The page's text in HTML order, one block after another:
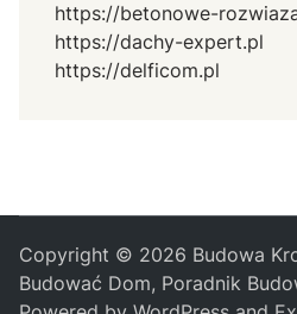
https://betonowe-
https://dachy-expert.pl
https://delficom.pl
Copyright © 2026 Budowa
Budować Dom, Poradnik